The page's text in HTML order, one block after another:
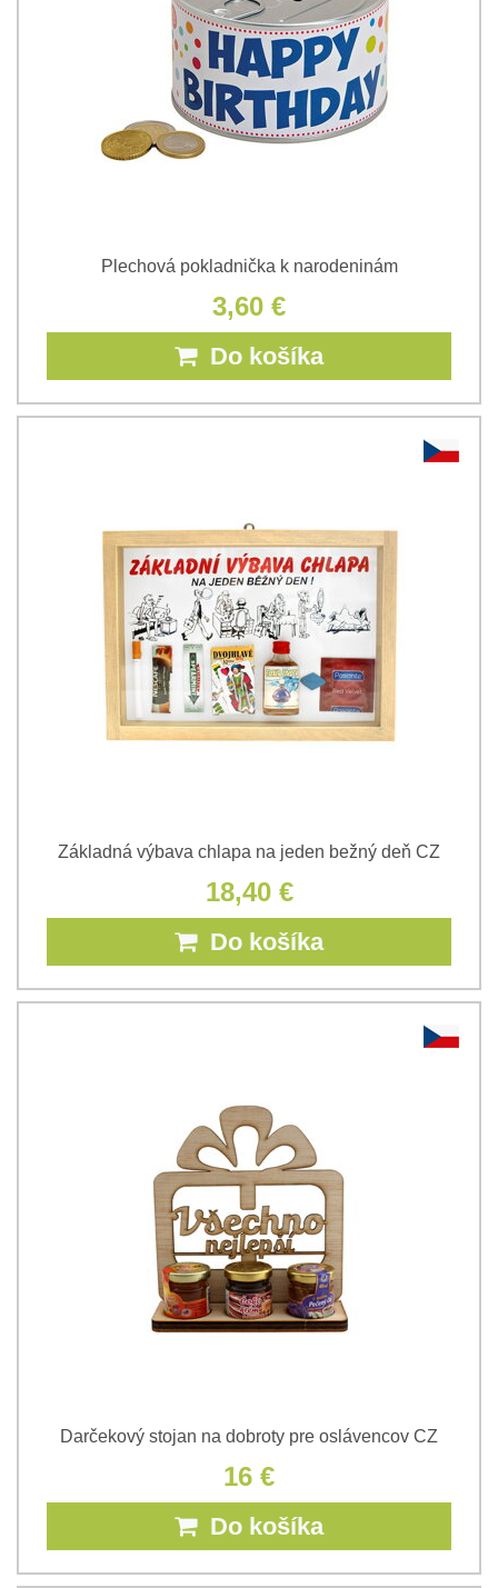
Plechová pokladnička k narodeninám
3,60 €
Do košíka
Základná výbava chlapa na jeden bežný deň CZ
18,40 €
Do košíka
Darčekový stojan na dobroty pre oslávencov CZ
16 €
Do košíka